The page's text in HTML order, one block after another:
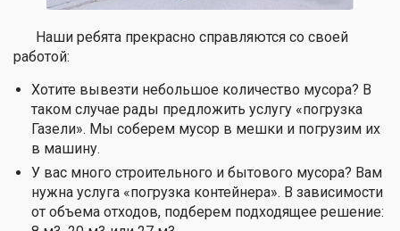
Наши ребята прекрасно справляются со своей
работой:
Хотите вывезти небольшое количество мусора? В
таком случае рады предложить услугу «погрузка
Газели». Мы соберем мусор в мешки и погрузим их
в машину.
У вас много строительного и бытового мусора? Вам
нужна услуга «погрузка контейнера». В зависимости
от объема отходов, подберем подходящее решение: